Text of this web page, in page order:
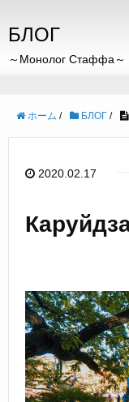
БЛОГ
～Монолог Стаффа～
ホーム / БЛОГ /
2020.02.17